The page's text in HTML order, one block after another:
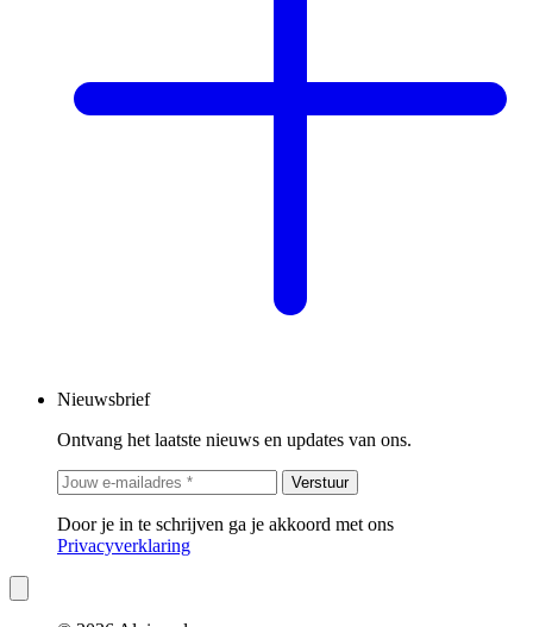
Nieuwsbrief
Ontvang het laatste nieuws en updates van ons.
Verstuur
Door je in te schrijven ga je akkoord met ons
Privacyverklaring